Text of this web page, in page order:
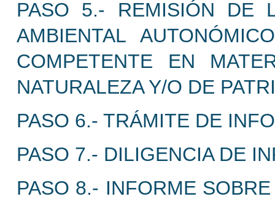
PASO 5.- REMISIÓN DE
AMBIENTAL
COMPETENTE EN
NATURALEZA Y/O DE
PASO 6.- TRÁMITE DE
PASO 7.- DILIGENCIA DE
PASO 8.- INFORME